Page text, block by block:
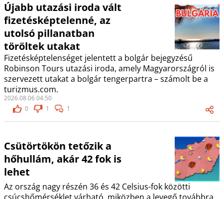
Újabb utazási iroda vált
fizetésképtelenné, az
utolsó pillanatban
töröltek utakat
Fizetésképtelenséget jelentett a bolgár bejegyzésű
Robinson Tours utazási iroda, amely Magyarországról is
szervezett utakat a bolgár tengerpartra – számolt be a
turizmus.com.
2026.08.06 04:50
0
1 1
Csütörtökön tetőzik a
hőhullám, akár 42 fok is
lehet
Az ország nagy részén 36 és 42 Celsius-fok közötti